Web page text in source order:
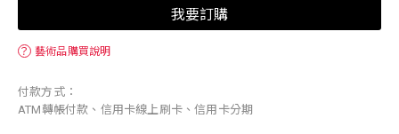
我要訂購
？ 藝術品購買說明
付款方式：
ATM轉帳付款、信用卡線上刷卡、信用卡分期